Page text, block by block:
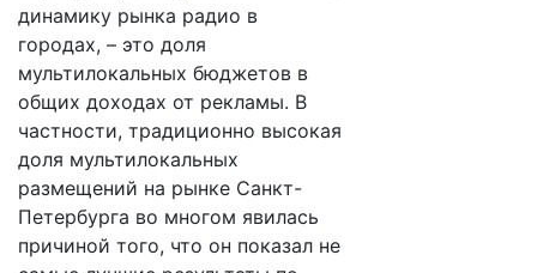
динамику рынка радио в
городах, – это доля
мультилокальных бюджетов в
общих доходах от рекламы. В
частности, традиционно высокая
доля мультилокальных
размещений на рынке Санкт-
Петербурга во многом явилась
причиной того, что он показал не